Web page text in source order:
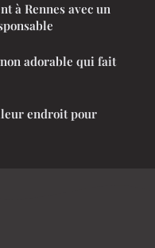
à Rennes avec un
adorable qui fait
endroit pour